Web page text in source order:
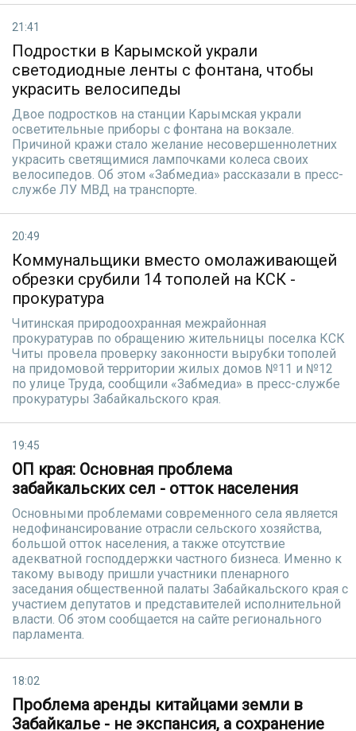
21:41
Подростки в Карымской украли
светодиодные ленты с фонтана, чтобы
украсить велосипеды
Двое подростков на станции Карымская украли
осветительные приборы с фонтана на вокзале.
Причиной кражи стало желание несовершеннолетних
украсить светящимися лампочками колеса своих
велосипедов. Об этом «Забмедиа» рассказали в пресс-
службе ЛУ МВД на транспорте.
20:49
Коммунальщики вместо омолаживающей
обрезки срубили 14 тополей на КСК -
прокуратура
Читинская природоохранная межрайонная
прокуратурав по обращению жительницы поселка КСК
Читы провела проверку законности вырубки тополей
на придомовой территории жилых домов №11 и №12
по улице Труда, сообщили «Забмедиа» в пресс-службе
прокуратуры Забайкальского края.
19:45
ОП края: Основная проблема
забайкальских сел - отток населения
Основными проблемами современного села является
недофинансирование отрасли сельского хозяйства,
большой отток населения, а также отсутствие
адекватной господдержки частного бизнеса. Именно к
такому выводу пришли участники пленарного
заседания общественной палаты Забайкальского края с
участием депутатов и представителей исполнительной
власти. Об этом сообщается на сайте регионального
парламента.
18:02
Проблема аренды китайцами земли в
Забайкалье - не экспансия, а сохранение